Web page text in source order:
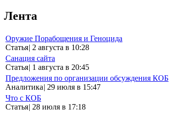
Лента
Оружие Порабощения и Геноцида
Статья| 2 августа в 10:28
Санация сайта
Статья| 1 августа в 20:45
Предложения по организации обсуждения КОБ
Аналитика| 29 июля в 15:47
Что с КОБ
Статья| 28 июля в 17:18